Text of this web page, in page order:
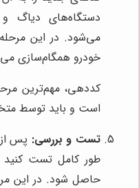
می‌شود. در این
خودرو همگام‌سازی
کددهی، مهم‌ترین
است و باید توسط
تست و بررسی: پس
طور کامل تست کنید
حاصل شود. در این